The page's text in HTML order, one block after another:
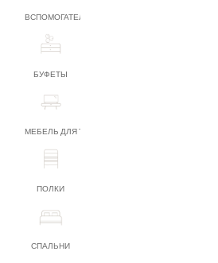
ВСПОМОГАТЕЛЬНАЯ МЕБЕЛЬ
БУФЕТЫ
МЕБЕЛЬ ДЛЯ ТВ
ПОЛКИ
СПАЛЬНИ